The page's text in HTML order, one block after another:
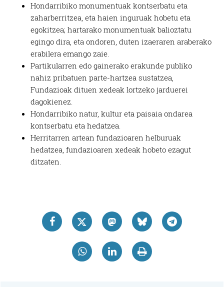
Hondarribiko monumentuak kontserbatu eta
zaharberritzea, eta haien inguruak hobetu eta
egokitzea; hartarako monumentuak balioztatu
egingo dira, eta ondoren, duten izaeraren araberako
erabilera emango zaie.
Partikularren edo gainerako erakunde publiko
nahiz pribatuen parte-hartzea sustatzea,
Fundazioak dituen xedeak lortzeko jarduerei
dagokienez.
Hondarribiko natur, kultur eta paisaia ondarea
kontserbatu eta hedatzea.
Herritarren artean fundazioaren helburuak
hedatzea, fundazioaren xedeak hobeto ezagut
ditzaten.